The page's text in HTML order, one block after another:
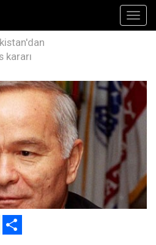
kararı
WhatsApp